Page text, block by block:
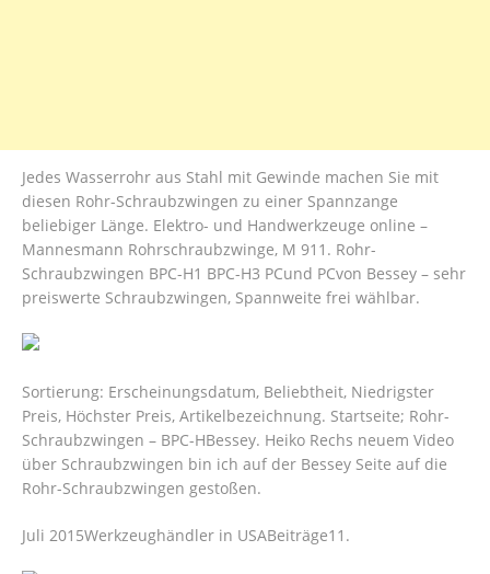
Jedes Wasserrohr aus Stahl mit Gewinde machen Sie mit
diesen Rohr-Schraubzwingen zu einer Spannzange
beliebiger Länge. Elektro- und Handwerkzeuge online –
Mannesmann Rohrschraubzwinge, M 911. Rohr-
Schraubzwingen BPC-H1 BPC-H3 PCund PCvon Bessey – sehr
preiswerte Schraubzwingen, Spannweite frei wählbar.
Sortierung: Erscheinungsdatum, Beliebtheit, Niedrigster
Preis, Höchster Preis, Artikelbezeichnung. Startseite; Rohr-
Schraubzwingen – BPC-HBessey. Heiko Rechs neuem Video
über Schraubzwingen bin ich auf der Bessey Seite auf die
Rohr-Schraubzwingen gestoßen.
Juli 2015Werkzeughändler in USABeiträge11.